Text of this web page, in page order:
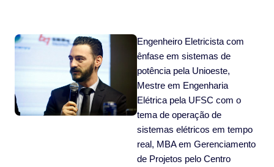
Engenheiro Eletricista com
ênfase em sistemas de
potência pela Unioeste,
Mestre em Engenharia
Elétrica pela UFSC com o
tema de operação de
sistemas elétricos em tempo
real, MBA em Gerenciamento
de Projetos pelo Centro